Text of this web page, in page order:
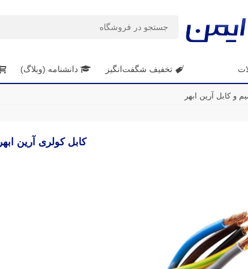
تخفیف شگفت‌انگیز دانشنامه (وبلاگ)
و کابل آرین ابهر
کابل کولری آرین ابهر